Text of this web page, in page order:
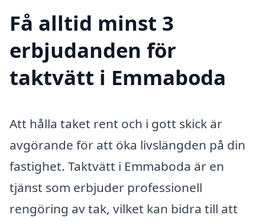
Få alltid minst 3
erbjudanden för
taktvätt i Emmaboda
Att hålla taket rent och i gott skick är
avgörande för att öka livslängden på din
fastighet. Taktvätt i Emmaboda är en
tjänst som erbjuder professionell
rengöring av tak, vilket kan bidra till att